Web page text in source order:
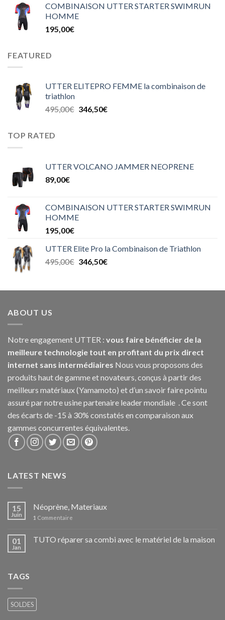
COMBINAISON UTTER STARTER SWIMRUN
HOMME
195,00€
FEATURED
UTTER ELITEPRO FEMME la combinaison de
triathlon
495,00€ 346,50€
TOP RATED
UTTER VOLCANO JAMMER NEOPRENE
89,00€
COMBINAISON UTTER STARTER SWIMRUN
HOMME
195,00€
UTTER Elite Pro la Combinaison de Triathlon
495,00€ 346,50€
ABOUT US
Notre engagement UTTER : vous faire bénéficier de la
meilleure technologie tout en profitant du prix direct
internet sans intermédiaires Nous vous proposons des
produits haut de gamme et novateurs, conçus à partir des
meilleurs matériaux (Yamamoto) et d’un savoir faire pointu
assuré par notre usine partenaire leader mondiale . Ce sont
des écarts de -15 à 30% constatés en comparaison aux
gammes concurrentes équivalentes.
LATEST NEWS
15
Juin
Néoprène, Materiaux
1 Commentaire
01
Jan
TUTO réparer sa combi avec le matériel de la maison
TAGS
SOLDES